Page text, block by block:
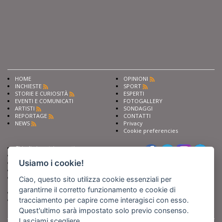
HOME
INCHIESTE
STORIE E CURIOSITÀ
EVENTI E COMUNICATI
ARTISTI
REPORTAGE
NEWS
OPINIONI
SPORT
ESPERTI
FOTOGALLERY
SONDAGGI
CONTATTI
Privacy
Cookie preferencies
Chiedi ai nostri esperti
Fai pubblicità con noi
Iscriviti al nostro corso di
giornalismo
Compra i nostri libri
Entra in Barinedita Map
Usiamo i cookie!
Ciao, questo sito utilizza cookie essenziali per
garantirne il corretto funzionamento e cookie di
tracciamento per capire come interagisci con esso.
Quest'ultimo sarà impostato solo previo consenso.